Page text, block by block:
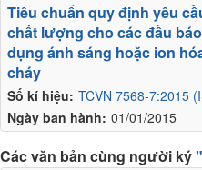
Số kí hiệu: TCVN 7568-7:2015
Ngày ban hành: 01/01/2015
Tiêu chuẩn quy định yêu
chất lượng cho các đầu
dụng ánh sáng hoặc ion
cháy
Các văn bản cùng người ký